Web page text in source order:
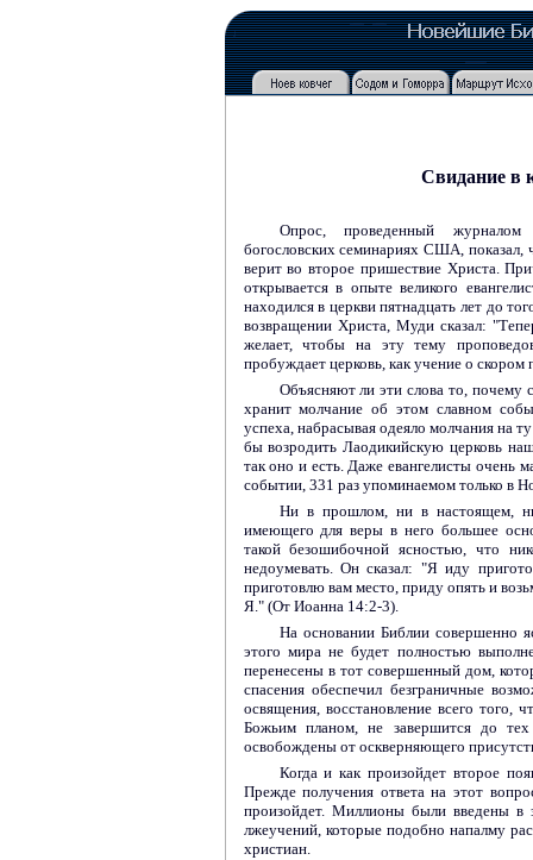
Свидание в
Опрос, проведенный
богословских семинариях США, показал,
верит во второе пришествие Христа.
открывается в опыте великого
находился в церкви пятнадцать лет до
возвращении Христа, Муди сказал:
желает, чтобы на эту тему
пробуждает церковь, как учение о
Объясняют ли эти слова то, почему
хранит молчание об этом славном
успеха, набрасывая одеяло молчания на
бы возродить Лаодикийскую церковь
так оно и есть. Даже евангелисты очень
событии, 331 раз упоминаемом только в
Ни в прошлом, ни в настоящем,
имеющего для веры в него большее
такой безошибочной ясностью, что
недоумевать. Он сказал: "Я иду
приготовлю вам место, приду опять и
Я." (От Иоанна 14:2-3).
На основании Библии совершенно
этого мира не будет полностью
перенесены в тот совершенный дом,
спасения обеспечил безграничные
освящения, восстановление всего того,
Божьим планом, не завершится до
освобождены от оскверняющего
Когда и как произойдет второе
Прежде получения ответа на этот
произойдет. Миллионы были введены в
лжеучений, которые подобно напалму
христиан.